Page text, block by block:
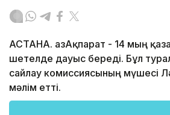
АСТАНА. ҚазАқпарат - 14 мың
шетелде дауыс береді. Бұл
сайлау комиссиясының мүшесі
мәлім етті.